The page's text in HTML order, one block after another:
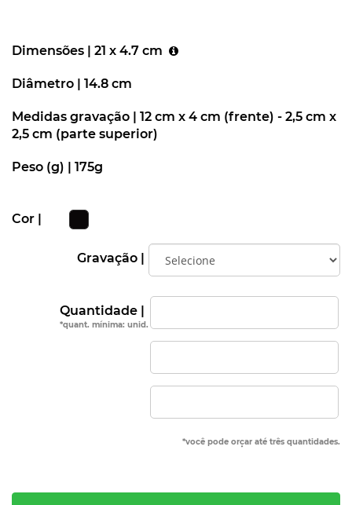
Dimensões | 21 x 4.7 cm
Diâmetro | 14.8 cm
Medidas gravação | 12 cm x 4 cm (frente) - 2,5 cm x
2,5 cm (parte superior)
Peso (g) | 175g
Cor |
Gravação |
Quantidade |
*quant. mínima: unid.
*você pode orçar até três quantidades.